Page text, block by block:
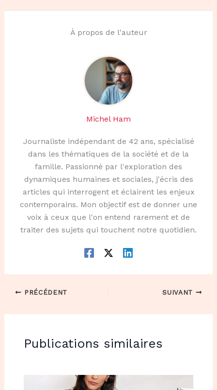
À propos de l'auteur
Michel Ham
Journaliste indépendant de 42 ans, spécialisé
dans les thématiques de la société et de la
famille. Passionné par l'exploration des
dynamiques humaines et sociales, j'écris des
articles qui interrogent et éclairent les enjeux
contemporains. Mon objectif est de donner une
voix à ceux que l'on entend rarement et de
traiter des sujets qui touchent notre quotidien.
PRÉCÉDENT SUIVANT
Publications similaires